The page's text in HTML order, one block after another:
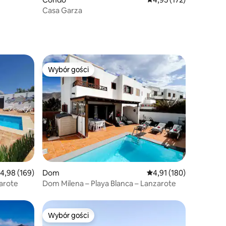
Casa Garza
gości
ocena: 4,98 na 5, liczba recenzji: 169
4,98 (169)
Wybór gości
Wybór gości
Dom Średnia ocena: 4,91
4,91 (180)
Dom Milena – Playa Blanca – Lanzarote
gości Wybór gości
Wybór gości